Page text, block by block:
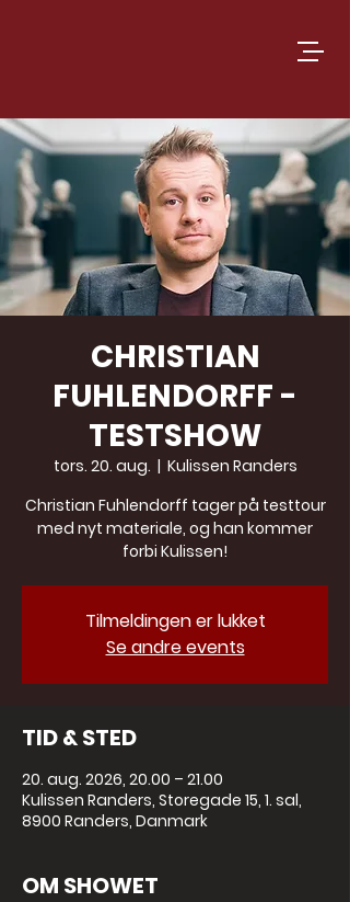
CHRISTIAN
FUHLENDORFF -
TESTSHOW
tors. 20. aug.
  |
Kulissen Randers
Christian Fuhlendorff tager på testtour
med nyt materiale, og han kommer
forbi Kulissen!
Tilmeldingen er lukket
Se andre events
TID & STED
20. aug. 2026, 20.00 – 21.00
Kulissen Randers, Storegade 15, 1. sal,
8900 Randers, Danmark
OM SHOWET